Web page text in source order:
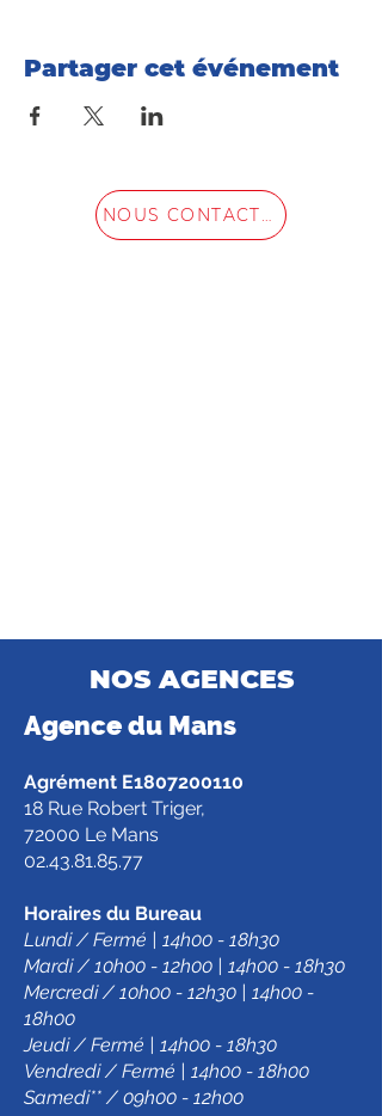
Partager cet événement
NOUS CONTACTER
NOS AGENCES
Agence du Mans
Agrément E1807200110
18 Rue Robert Triger,
72000 Le Mans
02.43.81.85.77
Horaires du Bureau
Lundi / Fermé | 14h00 - 18h30
Mardi / 10h00 - 12h00 | 14h00 - 18h30
Mercredi / 10h00 - 12h30 | 14h00 -
18h00
Jeudi / Fermé | 14h00 - 18h30
Vendredi / Fermé | 14h00 - 18h00
Samedi** / 09h00 - 12h00